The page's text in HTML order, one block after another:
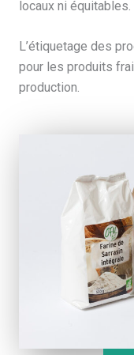
locaux ni équitables.
L’étiquetage des
pour les produits
production.